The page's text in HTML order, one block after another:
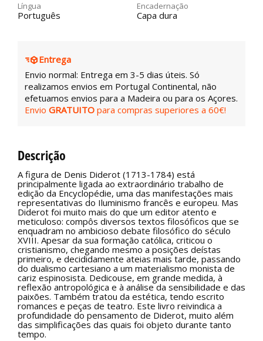
Língua
Português
Encadernação
Capa dura
Entrega
Envio normal: Entrega em 3-5 dias úteis. Só
realizamos envios em Portugal Continental, não
efetuamos envios para a Madeira ou para os Açores.
Envio GRATUITO para compras superiores a 60€!
Descrição
A figura de Denis Diderot (1713-1784) está
principalmente ligada ao extraordinário trabalho de
edição da Encyclopédie, uma das manifestações mais
representativas do Iluminismo francês e europeu. Mas
Diderot foi muito mais do que um editor atento e
meticuloso: compôs diversos textos filosóficos que se
enquadram no ambicioso debate filosófico do século
XVIII. Apesar da sua formação católica, criticou o
cristianismo, chegando mesmo a posições deístas
primeiro, e decididamente ateias mais tarde, passando
do dualismo cartesiano a um materialismo monista de
cariz espinosista. Dedicouse, em grande medida, à
reflexão antropológica e à análise da sensibilidade e das
paixões. Também tratou da estética, tendo escrito
romances e peças de teatro. Este livro reivindica a
profundidade do pensamento de Diderot, muito além
das simplificações das quais foi objeto durante tanto
tempo.